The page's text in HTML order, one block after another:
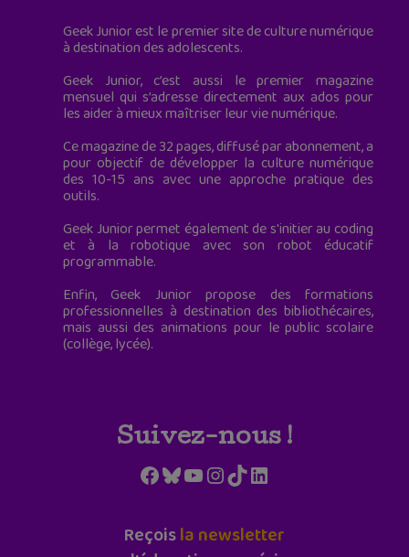
Geek Junior est le premier site de culture numérique
à destination des adolescents.
Geek Junior, c’est aussi le premier magazine
mensuel qui s’adresse directement aux ados pour
les aider à mieux maîtriser leur vie numérique.
Ce magazine de 32 pages, diffusé par abonnement, a
pour objectif de développer la culture numérique
des 10-15 ans avec une approche pratique des
outils.
Geek Junior permet également de s'initier au coding
et à la robotique avec son robot éducatif
programmable.
Enfin, Geek Junior propose des formations
professionnelles à destination des bibliothécaires,
mais aussi des animations pour le public scolaire
(collège, lycée).
Suivez-nous !
Facebook
Bluesky
YouTube
Instagram
TikTokLinkedIn
Reçoisla newsletter